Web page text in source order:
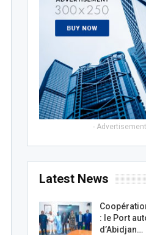
-
Latest News
: le Port
d’Abidjan…